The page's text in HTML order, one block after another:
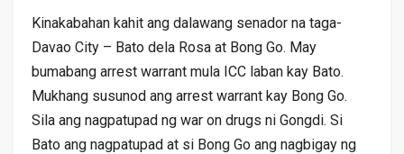
Kinakabahan kahit ang dalawang senador na taga-
Davao City – Bato dela Rosa at Bong Go. May
bumabang arrest warrant mula ICC laban kay Bato.
Mukhang susunod ang arrest warrant kay Bong Go.
Sila ang nagpatupad ng war on drugs ni Gongdi. Si
Bato ang nagpatupad at si Bong Go ang nagbigay ng